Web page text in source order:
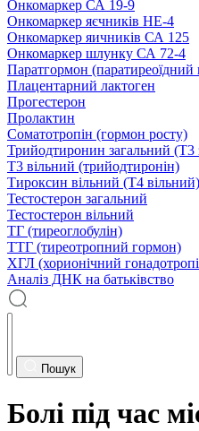
Онкомаркер СА 19-9
Онкомаркер яєчників НЕ-4
Онкомаркер яичників СА 125
Онкомаркер шлунку СА 72-4
Паратгормон (паратиреоїдний
Плацентарний лактоген
Прогестерон
Пролактин
Соматотропін (гормон росту)
Трийодтиронин загальний (Т3
Т3 вільний (трийодтиронін)
Тироксин вільний (Т4 вільний)
Тестостерон загальний
Тестостерон вільний
ТГ (тиреоглобулін)
ТТГ (тиреотропний гормон)
ХГЛ (хорионічний
Аналіз ДНК на батьківство
Пошук
Болі під час